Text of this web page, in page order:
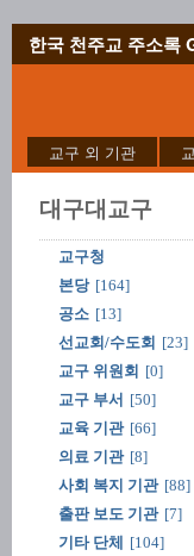
한국 천주교 주소록
교구 외 기관
대구대교구
교구청
본당 [164]
공소 [13]
선교회/수도회 [23]
교구 위원회 [0]
교구 부서 [50]
교육 기관 [66]
의료 기관 [8]
사회 복지 기관 [88]
출판 보도 기관 [7]
기타 단체
[104]